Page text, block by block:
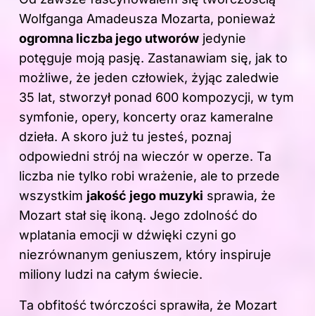
Wolfganga Amadeusza Mozarta, ponieważ
ogromna liczba jego utworów jedynie
potęguje moją pasję. Zastanawiam się, jak to
możliwe, że jeden człowiek, żyjąc zaledwie
35 lat, stworzył ponad 600 kompozycji, w tym
symfonie, opery, koncerty oraz kameralne
dzieła. A skoro już tu jesteś, poznaj
odpowiedni strój na wieczór w operze. Ta
liczba nie tylko robi wrażenie, ale to przede
wszystkim jakość jego muzyki sprawia, że
Mozart stał się ikoną. Jego zdolność do
wplatania emocji w dźwięki czyni go
niezrównanym geniuszem, który inspiruje
miliony ludzi na całym świecie.
Ta obfitość twórczości sprawiła, że Mozart